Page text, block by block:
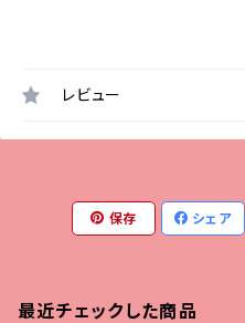
レビュー
保存 シェア
最近チェックした商品